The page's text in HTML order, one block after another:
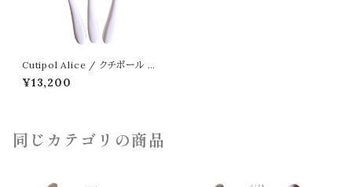
Cutipol Alice / クチポール ア
リス ホワイト ゴールド
¥13,200
同じカテゴリの商品